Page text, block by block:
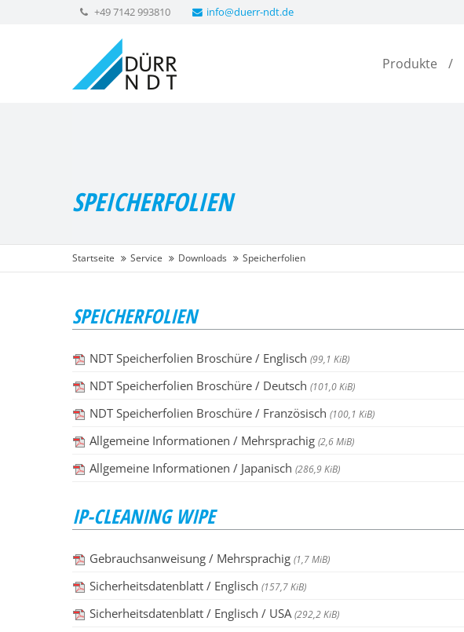
+49 7142 993810 info@duerr-ndt.de
Produkte
SPEICHERFOLIEN
Startseite Service Downloads Speicherfolien
SPEICHERFOLIEN
NDT Speicherfolien Broschüre / Englisch(99,1 KiB)
NDT Speicherfolien Broschüre / Deutsch(101,0 KiB)
NDT Speicherfolien Broschüre / Französisch(100,1 KiB)
Allgemeine Informationen / Mehrsprachig(2,6 MiB)
Allgemeine Informationen / Japanisch(286,9 KiB)
IP-CLEANING WIPE
Gebrauchsanweisung / Mehrsprachig (1,7 MiB)
Sicherheitsdatenblatt / Englisch (157,7 KiB)
Sicherheitsdatenblatt / Englisch / USA(292,2 KiB)